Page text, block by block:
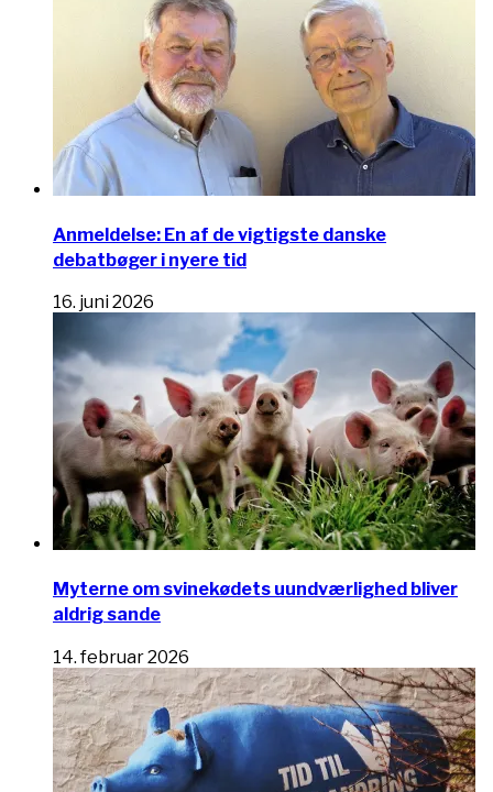
Anmeldelse: En af de vigtigste danske
debatbøger i nyere tid
16. juni 2026
Myterne om svinekødets uundværlighed bliver
aldrig sande
14. februar 2026